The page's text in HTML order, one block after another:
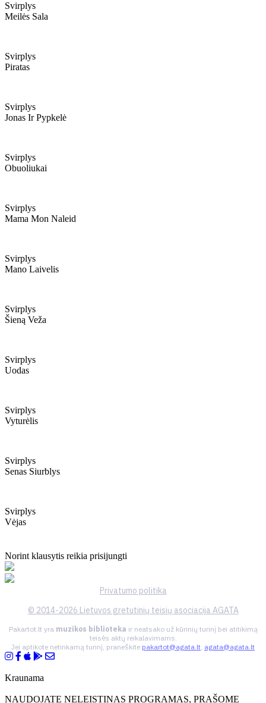
Svirplys
Meilės Sala
Svirplys
Piratas
Svirplys
Jonas Ir Pypkelė
Svirplys
Obuoliukai
Svirplys
Mama Mon Naleid
Svirplys
Mano Laivelis
Svirplys
Šieną Veža
Svirplys
Uodas
Svirplys
Vyturėlis
Svirplys
Senas Siurblys
Svirplys
Vėjas
Norint klausytis reikia prisijungti
Privatumo politika
© 2014-2026 Lietuvos gretutinių teisių asociacija AGATA
Pakartot.lt yra muzikos biblioteka ir neatsako už kūrinių turinį bei atitikimą
teisės aktų reikalavimams.
Jei aptikote netinkamą turinį, praneškite pakartot@agata.lt, agata@agata.lt
Kraunama
NAUDOJATE NELEISTINAS PROGRAMAS, PRAŠOME